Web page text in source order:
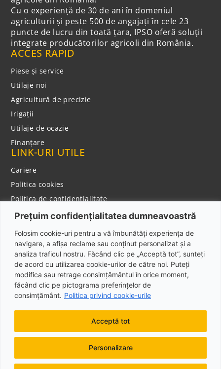
Prețuim confidențialitatea dumneavoastră
Folosim cookie-uri pentru a vă îmbunătăți experiența de
navigare, a afișa reclame sau conținut personalizat și a
analiza traficul nostru. Făcând clic pe „Acceptă tot”, sunteți
de acord cu utilizarea cookie-urilor de către noi. Puteți
modifica sau retrage consimțământul în orice moment,
făcând clic pe pictograma preferințelor de
consimțământ. Politica privind cookie-urile
Personalizare
Acceptă tot
Cu o experiență de 30 de ani în domeniul
agriculturii și peste 500 de angajați în cele 23
puncte de lucru din toată țara, IPSO oferă soluții
integrate producătorilor agricoli din România.
ACCES RAPID
Piese și service
Utilaje noi
Agricultură de precizie
Irigații
Utilaje de ocazie
Finanțare
LINK-URI UTILE
Cariere
Politica cookies
Politica de confidentialitate
Notificare privind colectarea datelor cu caracter
personal
CONTACT
Adresa: Şos. Bucureşti-Târgovişte, NR. 174 D,
Mogoşoaia, Jud. Ilfov, Cod poștal: 077135
Telefon: +40 373 800 222
Email: used@ipso.ro